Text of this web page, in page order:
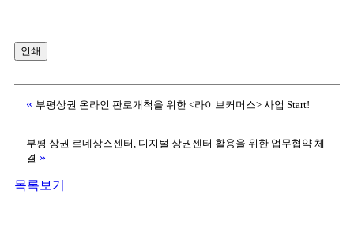
인쇄
« 부평상권 온라인 판로개척을 위한 <라이브커머스> 사업 Start!
부평 상권 르네상스센터, 디지털 상권센터 활용을 위한 업무협약 체
결 »
목록보기